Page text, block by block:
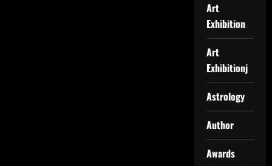
Art
Exhibition
Art
Exhibitionj
Astrology
Author
Awards